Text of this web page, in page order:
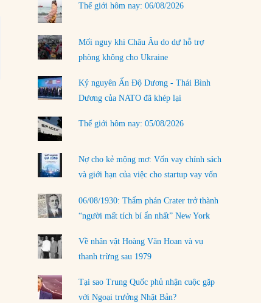
31/07/2026
phải chịu đựng?
30/07/2026
Tập tìm cách chôn vùi bê bối chấn động vòng
tròn thân cận của mình
Thế giới hôm nay: 06/08/2026
Mối nguy khi Châu Âu do dự hỗ trợ
phòng không cho Ukraine
Kỷ nguyên Ấn Độ Dương - Thái Bình
Dương của NATO đã khép lại
Thế giới hôm nay: 05/08/2026
Nợ cho kẻ mộng mơ: Vốn vay chính sách
và giới hạn của việc cho startup vay vốn
06/08/1930: Thẩm phán Crater trở thành
“người mất tích bí ẩn nhất” New York
Về nhân vật Hoàng Văn Hoan và vụ
thanh trừng sau 1979
Tại sao Trung Quốc phủ nhận cuộc gặp
với Ngoại trưởng Nhật Bản?